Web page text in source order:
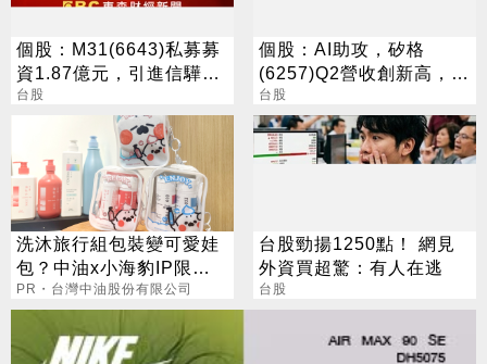
個股：M31(6643)私募募
資1.87億元，引進信驊為
策略性投資人
台股
個股：AI助攻，矽格
(6257)Q2營收創新高，新
廠到位，後續有望更好
台股
洗沐旅行組包裝變可愛娃
包？中油x小海豹IP限量
聯名款
PR・台灣中油股份有限公司
台股勁揚1250點！ 網見
外資買超驚：有人在逃
台股